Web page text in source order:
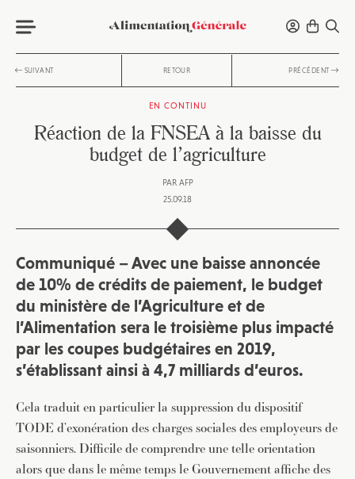
SUIVANT RETOUR PRÉCÉDENT
EN CONTINU
Réaction de la FNSEA à la baisse du
budget de l’agriculture
PAR AFP
25.09.18
Communiqué – Avec une baisse annoncée
de 10% de crédits de paiement, le budget
du ministère de l’Agriculture et de
l’Alimentation sera le troisième plus impacté
par les coupes budgétaires en 2019,
s’établissant ainsi à 4,7 milliards d’euros.
Cela traduit en particulier la suppression du dispositif
TODE d’exonération des charges sociales des employeurs de
saisonniers. Difficile de comprendre une telle orientation
alors que dans le même temps le Gouvernement affiche des